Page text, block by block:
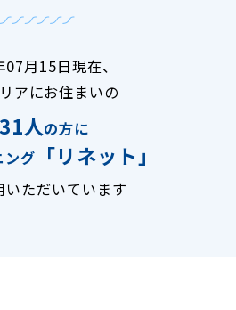
月15日現在、
アにお住まいの
31人の方に
ング
「リネット」
いただいています